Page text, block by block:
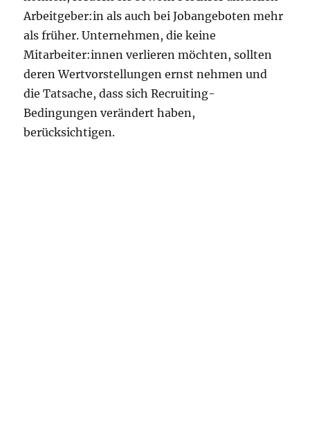
Arbeitgeber:in als auch bei Jobangeboten mehr
als früher. Unternehmen, die keine
Mitarbeiter:innen verlieren möchten, sollten
deren Wertvorstellungen ernst nehmen und
die Tatsache, dass sich Recruiting-
Bedingungen verändert haben,
berücksichtigen.